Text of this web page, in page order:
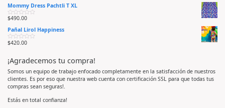
e
5
o
e
n
0
e
5
l
o
r
a
o
e
n
0
5
Mommy Dress Pachtli T XL
V
l
o
r
a
e
n
0
d
e
5
$490.00
Pañal Lirol Happiness
V
o
r
a
d
o
n
d
$420.00
¡Agradecemos tu compra!
Somos un equipo de trabajo enfocado completamente en la satisfacción de nuestros
clientes. Es por eso que nuestra web cuenta con certificación SSL para que todas tus
compras sean seguras!.
Estás en total confianza!